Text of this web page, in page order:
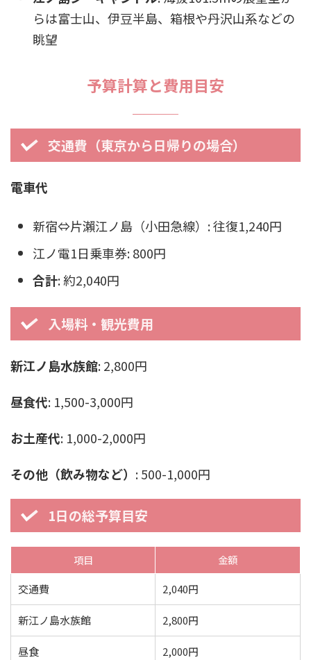
らは富士山、伊豆半島、箱根や丹沢山系などの
眺望
予算計算と費用目安
交通費（東京から日帰りの場合）
電車代
新宿⇔片瀨江ノ島（小田急線）: 往復1,240円
江ノ電1日乗車券: 800円
合計: 約2,040円
入場料・観光費用
新江ノ島水族館: 2,800円
昼食代: 1,500-3,000円
お土産代: 1,000-2,000円
その他（飲み物など） : 500-1,000円
1日の総予算目安
項目
金額
交通費
2,040円
新江ノ島水族館 2,800円
昼食 2,000円